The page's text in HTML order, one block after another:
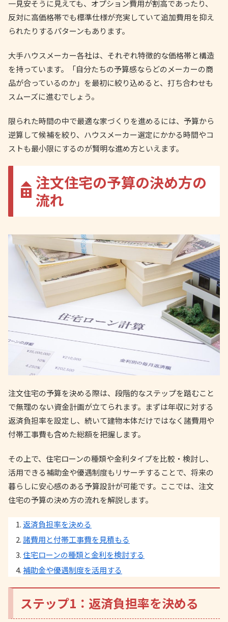
一見安そうに見えても、オプション費用が割高であったり、
反対に高価格帯でも標準仕様が充実していて追加費用を抑え
られたりするパターンもあります。
大手ハウスメーカー各社は、それぞれ特徴的な価格帯と構造
を持っています。「自分たちの予算感ならどのメーカーの商
品が合っているのか」を最初に絞り込めると、打ち合わせも
スムーズに進むでしょう。
限られた時間の中で最適な家づくりを進めるには、予算から
逆算して候補を絞り、ハウスメーカー選定にかかる時間やコ
ストも最小限にするのが賢明な進め方といえます。
注文住宅の予算の決め方の
流れ
注文住宅の予算を決める際は、段階的なステップを踏むこと
で無理のない資金計画が立てられます。まずは年収に対する
返済負担率を設定し、続いて建物本体だけではなく諸費用や
付帯工事費も含めた総額を把握します。
その上で、住宅ローンの種類や金利タイプを比較・検討し、
活用できる補助金や優遇制度もリサーチすることで、将来の
暮らしに安心感のある予算設計が可能です。ここでは、注文
住宅の予算の決め方の流れを解説します。
返済負担率を決める
諸費用と付帯工事費を見積もる
住宅ローンの種類と金利を検討する
補助金や優遇制度を活用する
ステップ1：返済負担率を決める